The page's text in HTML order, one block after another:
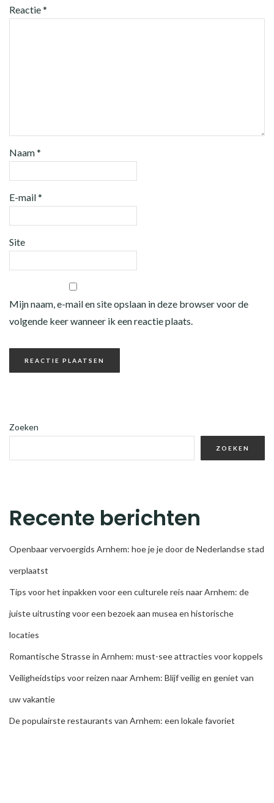
Reactie*
Naam*
E-mail*
Site
Mijn naam, e-mail en site opslaan in deze browser voor de
volgende keer wanneer ik een reactie plaats.
Zoeken
ZOEKEN
Recente berichten
Openbaar vervoergids Arnhem: hoe je je door de Nederlandse stad
verplaatst
Tips voor het inpakken voor een culturele reis naar Arnhem: de
juiste uitrusting voor een bezoek aan musea en historische
locaties
Romantische Strasse in Arnhem: must-see attracties voor koppels
Veiligheidstips voor reizen naar Arnhem: Blijf veilig en geniet van
uw vakantie
De populairste restaurants van Arnhem: een lokale favoriet